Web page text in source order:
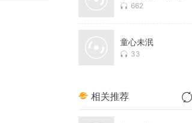
662
童心未泯
33
相关推荐